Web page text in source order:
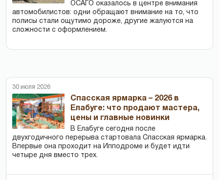
ОСАГО оказалось в центре внимания
автомобилистов: одни обращают внимание на то, что
полисы стали ощутимо дороже, другие жалуются на
сложности с оформлением.
30 июля 2026
Спасская ярмарка – 2026 в
Елабуге: что продают мастера,
цены и главные новинки
В Елабуге сегодня после
двухгодичного перерыва стартовала Спасская ярмарка.
Впервые она проходит на Ипподроме и будет идти
четыре дня вместо трех.